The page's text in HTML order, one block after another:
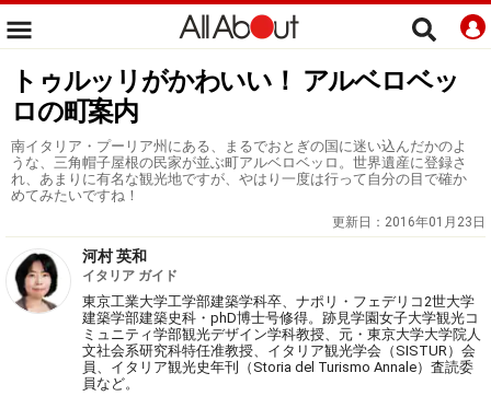
トゥルッリがかわいい！ アルベロベッ
ロの町案内
南イタリア・プーリア州にある、まるでおとぎの国に迷い込んだかのよ
うな、三角帽子屋根の民家が並ぶ町アルベロベッロ。世界遺産に登録さ
れ、あまりに有名な観光地ですが、やはり一度は行って自分の目で確か
めてみたいですね！
更新日： 2016年01月23日
河村 英和
イタリア ガイド
東京工業大学工学部建築学科卒、ナポリ・フェデリコ2世大学
建築学部建築史科・phD博士号修得。跡見学園女子大学観光コ
ミュニティ学部観光デザイン学科教授、元・東京大学大学院人
文社会系研究科特任准教授、イタリア観光学会（SISTUR）会
員、イタリア観光史年刊（Storia del Turismo Annale）査読委
員など。